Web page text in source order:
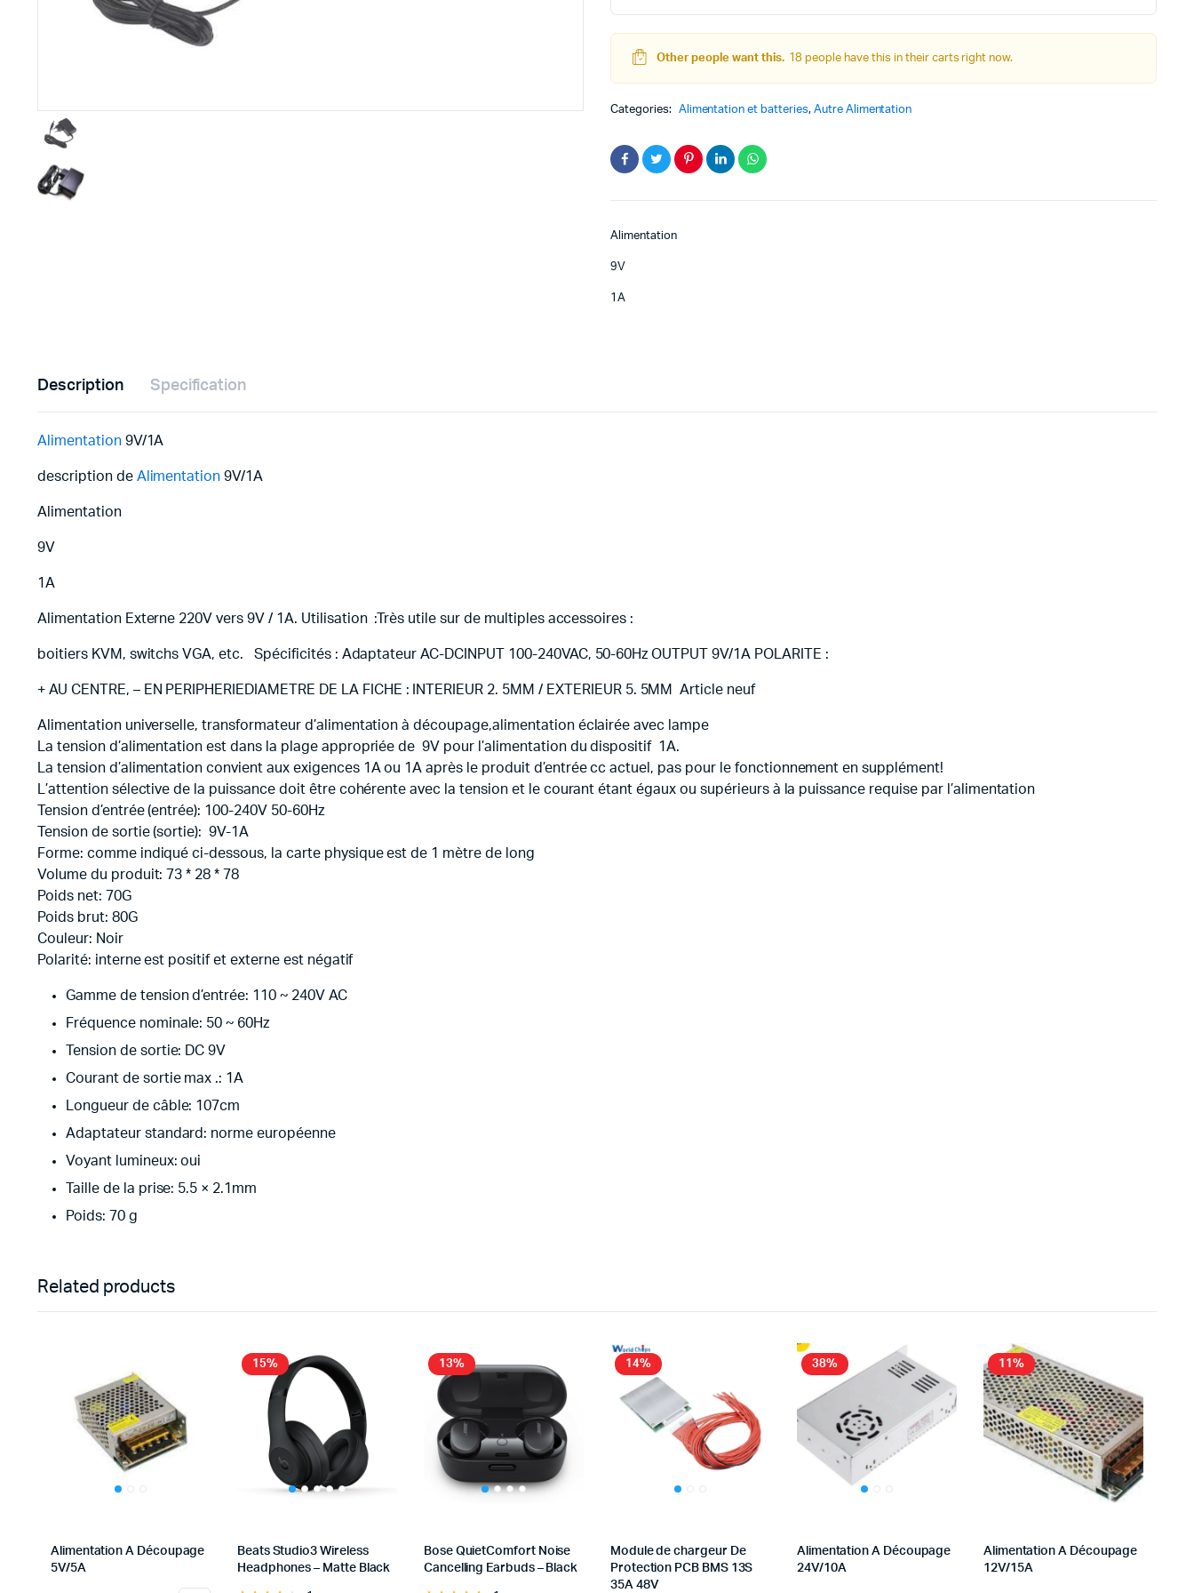
Filaments et résine pour 3D
CNC & Laser
Accessoires imprimante 3D
Lego Education
Pack Arduino – raspberry pi
Other people want this. 18 people have this in their carts right now.
Categories: Alimentation et batteries, Autre Alimentation
Alimentation
9V
1A
Description Specification
Alimentation9V/1A
description de Alimentation 9V/1A
Alimentation
9V
1A
Alimentation Externe 220V vers 9V / 1A. Utilisation :Très utile sur de multiples accessoires :
boitiers KVM, switchs VGA, etc. Spécificités : Adaptateur AC-DCINPUT 100-240VAC, 50-60Hz OUTPUT 9V/1A POLARITE :
+ AU CENTRE, – EN PERIPHERIEDIAMETRE DE LA FICHE : INTERIEUR 2. 5MM / EXTERIEUR 5. 5MM Article neuf
Alimentation universelle, transformateur d’alimentation à découpage,alimentation éclairée avec lampe
La tension d’alimentation est dans la plage appropriée de 9V pour l’alimentation du dispositif 1A.
La tension d’alimentation convient aux exigences 1A ou 1A après le produit d’entrée cc actuel, pas pour le fonctionnement en supplément!
L’attention sélective de la puissance doit être cohérente avec la tension et le courant étant égaux ou supérieurs à la puissance requise par l’alimentation
Tension d’entrée (entrée): 100-240V 50-60Hz
Tension de sortie (sortie): 9V-1A
Forme: comme indiqué ci-dessous, la carte physique est de 1 mètre de long
Volume du produit: 73 * 28 * 78
Poids net: 70G
Poids brut: 80G
Couleur: Noir
Polarité: interne est positif et externe est négatif
Gamme de tension d’entrée: 110 ~ 240V AC
Fréquence nominale: 50 ~ 60Hz
Tension de sortie: DC 9V
Courant de sortie max .: 1A
Longueur de câble: 107cm
Adaptateur standard: norme européenne
Voyant lumineux: oui
Taille de la prise: 5.5 × 2.1mm
Poids: 70 g
Related products
Alimentation A Découpage
5V/5A
15%
Beats Studio3 Wireless
Headphones – Matte Black
13%
Bose QuietComfort Noise
Cancelling Earbuds – Black
14%
Module de chargeur De
Protection PCB BMS 13S
35A 48V
38%
Alimentation A Découpage
24V/10A
11%
Alimentation A Découpage
12V/15A